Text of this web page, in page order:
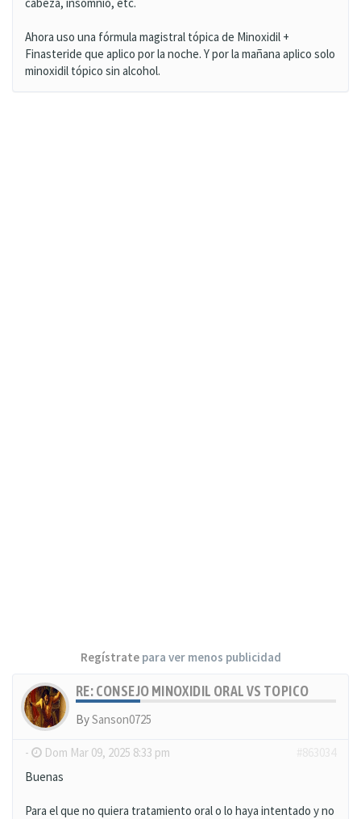
Ahora uso una fórmula magistral tópica de Minoxidil +
Finasteride que aplico por la noche. Y por la mañana aplico solo
minoxidil tópico sin alcohol.
Regístratepara ver menos publicidad
RE: CONSEJO MINOXIDIL ORAL VS TOPICO
BySanson0725
- Dom Mar 09, 2025 8:33 pm
Buenas
Para el que no quiera tratamiento oral o lo haya intentado y no